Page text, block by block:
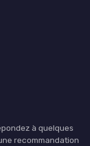
à quelques
recommandation